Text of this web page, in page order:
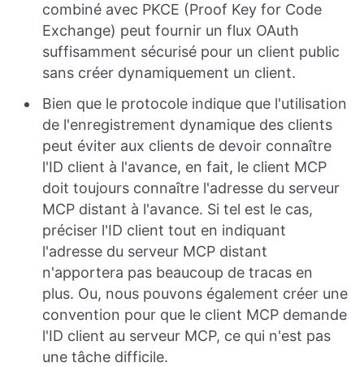
combiné avec PKCE (Proof Key for Code
Exchange) peut fournir un flux OAuth
suffisamment sécurisé pour un client public
sans créer dynamiquement un client.
Bien que le protocole indique que l'utilisation
de l'enregistrement dynamique des clients
peut éviter aux clients de devoir connaître
l'ID client à l'avance, en fait, le client MCP
doit toujours connaître l'adresse du serveur
MCP distant à l'avance. Si tel est le cas,
préciser l'ID client tout en indiquant
l'adresse du serveur MCP distant
n'apportera pas beaucoup de tracas en
plus. Ou, nous pouvons également créer une
convention pour que le client MCP demande
l'ID client au serveur MCP, ce qui n'est pas
une tâche difficile.